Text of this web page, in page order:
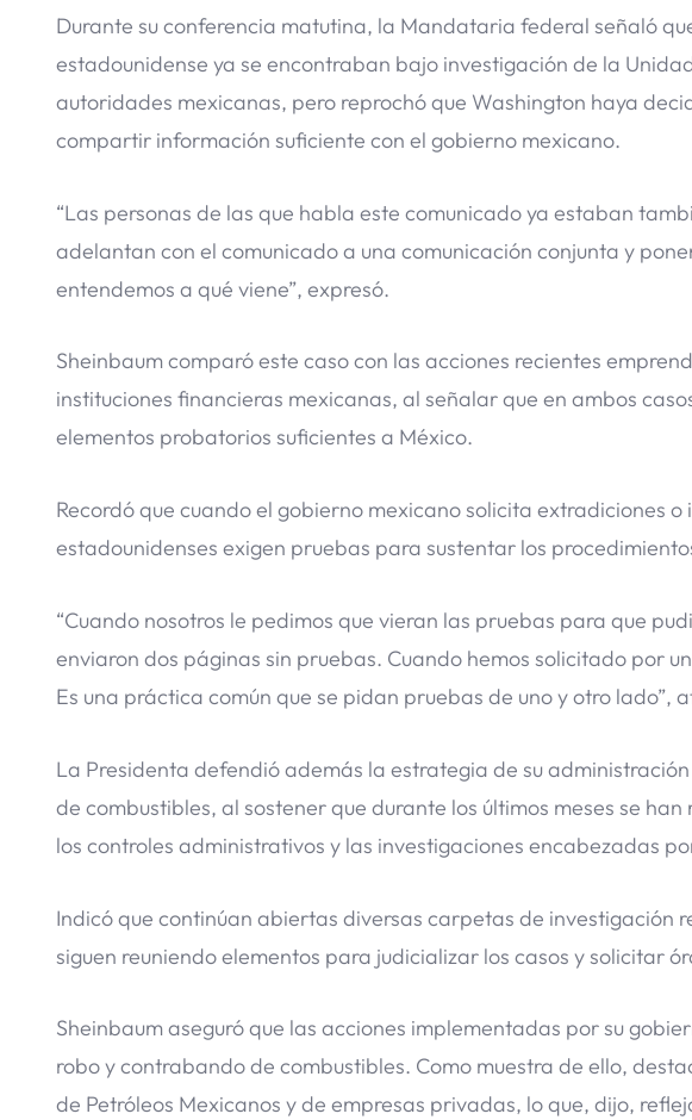
Durante su conferencia matutina, la Mandataria federal señaló
estadounidense ya se encontraban bajo investigación de la
autoridades mexicanas, pero reprochó que Washington haya
compartir información suficiente con el gobierno mexicano.
“Las personas de las que habla este comunicado ya estaban
adelantan con el comunicado a una comunicación conjunta y
entendemos a qué viene”, expresó.
Sheinbaum comparó este caso con las acciones recientes
instituciones financieras mexicanas, al señalar que en ambos
elementos probatorios suficientes a México.
Recordó que cuando el gobierno mexicano solicita extradiciones
estadounidenses exigen pruebas para sustentar los
“Cuando nosotros le pedimos que vieran las pruebas para que
enviaron dos páginas sin pruebas. Cuando hemos solicitado por
Es una práctica común que se pidan pruebas de uno y otro lado”,
La Presidenta defendió además la estrategia de su
de combustibles, al sostener que durante los últimos meses se
los controles administrativos y las investigaciones encabezadas
Indicó que continúan abiertas diversas carpetas de investigación
siguen reuniendo elementos para judicializar los casos y solicitar
Sheinbaum aseguró que las acciones implementadas por su
robo y contrabando de combustibles. Como muestra de ello,
de Petróleos Mexicanos y de empresas privadas, lo que, dijo,